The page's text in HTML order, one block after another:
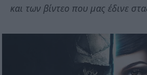
και των βίντεο που μας έδινε